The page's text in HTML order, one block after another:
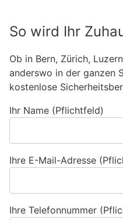
So wird Ihr
Ob in Bern, Zürich,
anderswo in der ganzen
kostenlose
Ihr Name (Pflichtfeld)
Ihre E-Mail-Adresse
Ihre Telefonnummer